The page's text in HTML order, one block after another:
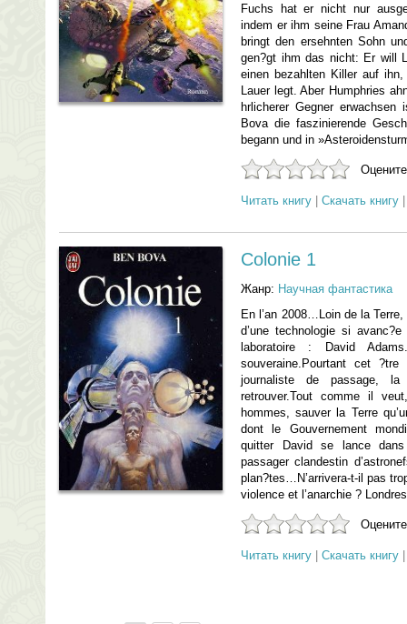
Fuchs hat er nicht nur
indem er ihm seine Frau
bringt den ersehnten Sohn
gen?gt ihm das nicht: Er will
einen bezahlten Killer auf
Lauer legt. Aber Humphries
hrlicherer Gegner
Bova die faszinierende
begann und in
Читать книгу Скачать книгу
Colonie 1
Жанр: Научная фантастика
En l’an 2008…Loin de la
d’une technologie si
laboratoire : David
souveraine.Pourtant cet
journaliste de passage,
retrouver.Tout comme il
hommes, sauver la Terre
dont le Gouvernement
quitter David se lance
passager clandestin
plan?tes…N’arrivera-t-il pas
violence et l’anarchie ?
Читать книгу Скачать книгу